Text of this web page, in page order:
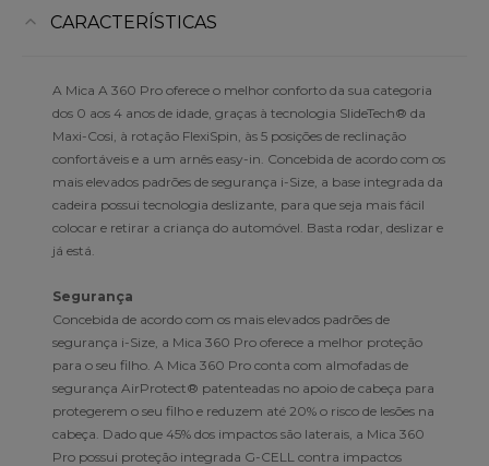
CARACTERÍSTICAS
A Mica A 360 Pro oferece o melhor conforto da sua categoria
dos 0 aos 4 anos de idade, graças à tecnologia SlideTech® da
Maxi-Cosi, à rotação FlexiSpin, às 5 posições de reclinação
confortáveis e a um arnês easy-in. Concebida de acordo com os
mais elevados padrões de segurança i-Size, a base integrada da
cadeira possui tecnologia deslizante, para que seja mais fácil
colocar e retirar a criança do automóvel. Basta rodar, deslizar e
já está.
Segurança
Concebida de acordo com os mais elevados padrões de
segurança i-Size, a Mica 360 Pro oferece a melhor proteção
para o seu filho. A Mica 360 Pro conta com almofadas de
segurança AirProtect® patenteadas no apoio de cabeça para
protegerem o seu filho e reduzem até 20% o risco de lesões na
cabeça. Dado que 45% dos impactos são laterais, a Mica 360
Pro possui proteção integrada G-CELL contra impactos